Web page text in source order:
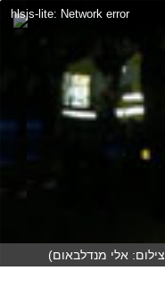
hlsjs-lite: Network error
אלי מנדלבאום)